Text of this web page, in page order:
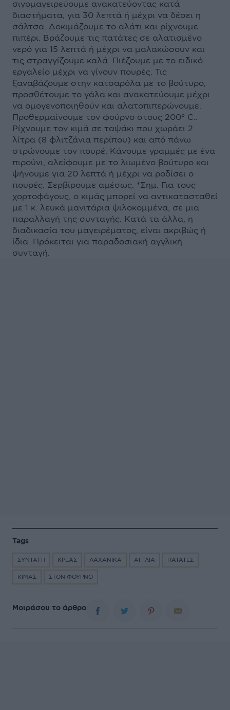
σιγομαγειρεύουμε ανακατεύοντας κατά
διαστήματα, για 30 λεπτά ή μέχρι να δέσει η
σάλτσα. Δοκιμάζουμε το αλάτι και ρίχνουμε
πιπέρι. Βράζουμε τις πατάτες σε αλατισμένο
νερό για 15 λεπτά ή μέχρι να μαλακώσουν και
τις στραγγίζουμε καλά. Πιέζουμε με το ειδικό
εργαλείο μέχρι να γίνουν πουρές. Τις
ξαναβάζουμε στην κατσαρόλα με το βούτυρο,
προσθέτουμε το γάλα και ανακατεύουμε μέχρι
να ομογενοποιηθούν και αλατοπιπερώνουμε.
Προθερμαίνουμε τον φούρνο στους 200° C..
Ρίχνουμε τον κιμά σε ταψάκι που χωράει 2
λίτρα (8 φλιτζάνια περίπου) και από πάνω
στρώνουμε τον πουρέ. Κάνουμε γραμμές με ένα
πιρούνι, αλείφουμε με το λιωμένο βούτυρο και
ψήνουμε για 20 λεπτά ή μέχρι να ροδίσει ο
πουρές. Σερβίρουμε αμέσως. *Σημ. Για τους
χορτοφάγους, ο κιμάς μπορεί να αντικατασταθεί
με 1 κ. λευκά μανιτάρια ψιλοκομμένα, σε μια
παραλλαγή της συνταγής. Κατά τα άλλα, η
διαδικασία του μαγειρέματος, είναι ακριβώς ή
ίδια. Πρόκειται για παραδοσιακή αγγλική
συνταγή.
Tags
ΣΥΝΤΑΓΗ ΚΡΕΑΣ ΛΑΧΑΝΙΚΑ ΑΓΓΛΙΑ ΠΑΤΑΤΕΣ
ΚΙΜΑΣ ΣΤΟΝ ΦΟΥΡΝΟ
Μοιράσου το άρθρο